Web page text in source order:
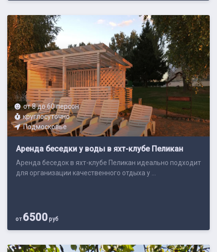
от 8 до 60 персон
круглосуточно
Подмосковье
Аренда беседки у воды в яхт-клубе Пеликан
Аренда беседок в яхт-клубе Пеликан идеально подходит
для организации качественного отдыха у ...
от6500 руб